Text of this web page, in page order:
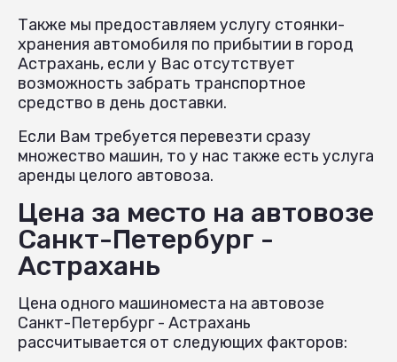
Также мы предоставляем услугу стоянки-
хранения автомобиля по прибытии в город
Астрахань, если у Вас отсутствует
возможность забрать транспортное
средство в день доставки.
Если Вам требуется перевезти сразу
множество машин, то у нас также есть услуга
аренды целого автовоза.
Цена за место на автовозе
Санкт-Петербург -
Астрахань
Цена одного машиноместа на автовозе
Санкт-Петербург - Астрахань
рассчитывается от следующих факторов: